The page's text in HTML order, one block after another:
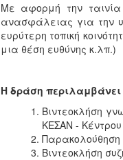
Με αφορμή την ταινία
ανασφάλειας για την
ευρύτερη τοπική
μια θέση ευθύνης κ.λπ.)
Η δράση περιλαμβάνει
Βιντεοκλήση
ΚΕΣΑΝ -
Παρακολούθηση
Βιντεοκλήση